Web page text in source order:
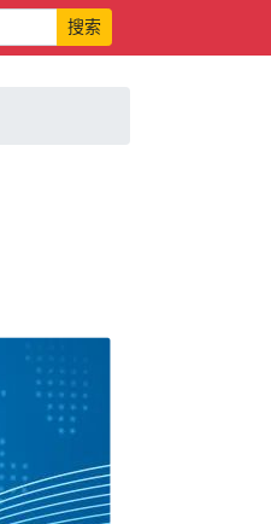
搜索